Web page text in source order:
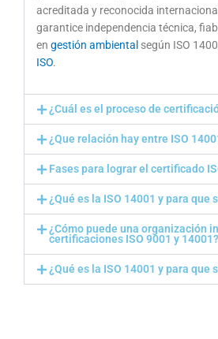
acreditada y reconocida
garantice independencia técnica,
en gestión ambiental según ISO
ISO.
¿Cuál es el proceso de
¿Que relación hay entre ISO
Fases para lograr el certificado
¿Qué es la ISO 14001 y para que
¿Cómo puede una organización
certificaciones ISO 9001 y 14001?
¿Qué es la ISO 14001 y para que